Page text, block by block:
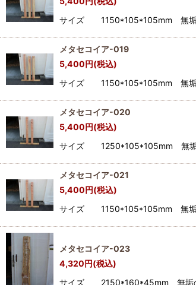
サイズ 1150*105*105mm 無垢の
メタセコイア-019
5,400円(税込)
サイズ 1150*105*105mm 無垢の
メタセコイア-020
5,400円(税込)
サイズ 1250*105*105mm 無垢の
メタセコイア-021
5,400円(税込)
サイズ 1150*105*105mm 無垢の
メタセコイア-023
4,320円(税込)
サイズ 2150*160*45mm 無垢の